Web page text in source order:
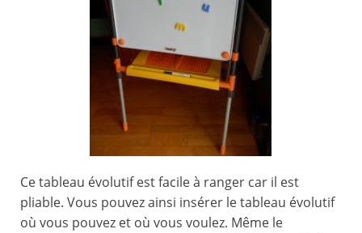
Ce tableau évolutif est facile à ranger car il est
pliable. Vous pouvez ainsi insérer le tableau évolutif
où vous pouvez et où vous voulez. Même le